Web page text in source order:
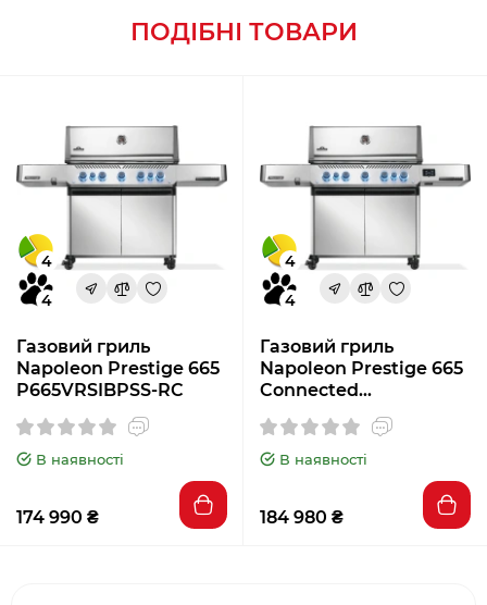
ПОДІБНІ ТОВАРИ
4
4
Газовий гриль
Napoleon Prestige 665
P665VRSIBPSS-RC
В наявності
174 990 ₴
4
4
Газовий гриль
Napoleon Prestige 665
Connected
P665VXRSIBPSS-RC
В наявності
184 980 ₴